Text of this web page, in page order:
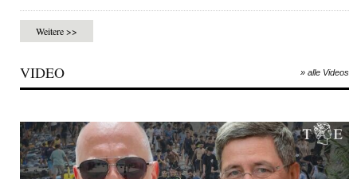
Weitere >>
VIDEO » alle Videos